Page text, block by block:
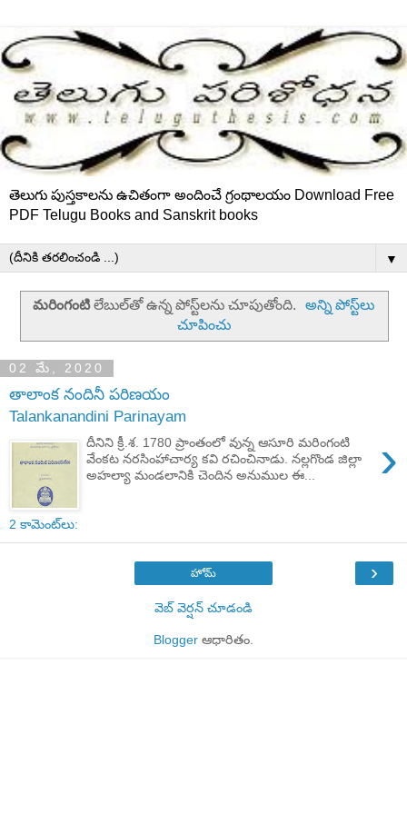
తెలుగు పుస్తకాలను ఉచితంగా అందించే గ్రంథాలయం Download Free
PDF Telugu Books and Sanskrit books
▼
మరింగంటిలేబుల్‌తో ఉన్న పోస్ట్‌లను చూపుతోంది.
అన్ని పోస్ట్‌లు
చూపించు
02 మే, 2020
తాలాంక నందినీ పరిణయం
Talankanandini Parinayam
›
దీనిని క్రీ.శ. 1780 ప్రాంతంలో వున్న ఆసూరి మరింగంటి
వేంకట నరసింహాచార్య కవి రచించినాడు. నల్లగొండ జిల్లా
అహల్యా మండలానికి చెందిన అనుముల ఈ...
2 కామెంట్‌లు:
›
హోమ్
వెబ్ వెర్షన్‌ చూడండి
Blogger ఆధారితం.